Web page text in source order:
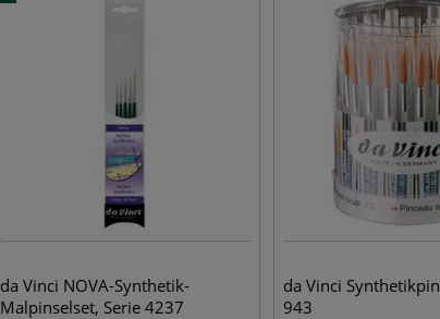
da Vinci NOVA-Synthetik-
Malpinselset, Serie 4237
da Vinci
943